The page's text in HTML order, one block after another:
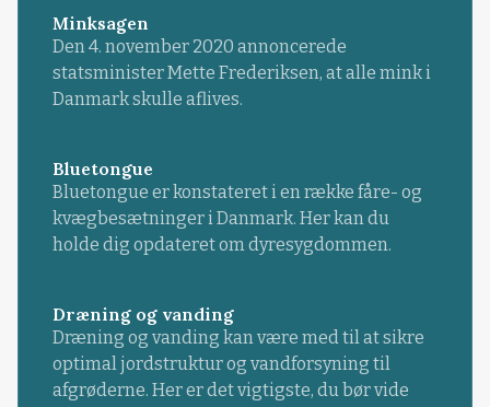
Minksagen
Den 4. november 2020 annoncerede
statsminister Mette Frederiksen, at alle mink i
Danmark skulle aflives.
Bluetongue
Bluetongue er konstateret i en række fåre- og
kvægbesætninger i Danmark. Her kan du
holde dig opdateret om dyresygdommen.
Dræning og vanding
Dræning og vanding kan være med til at sikre
optimal jordstruktur og vandforsyning til
afgrøderne. Her er det vigtigste, du bør vide